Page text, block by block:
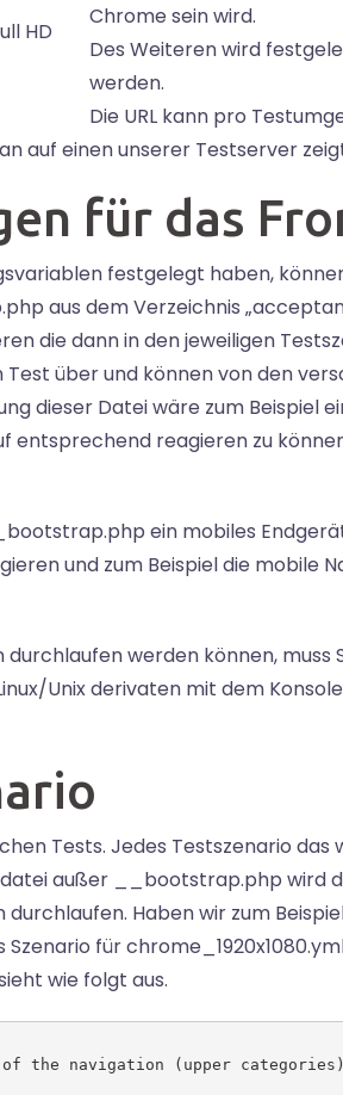
HD
Chrome sein wird.
Des Weiteren wird
werden.
Die URL kann pro
auf einen unserer Testserver
für das
festgelegt haben,
aus dem Verzeichnis
die dann in den jeweiligen
über und können von den
dieser Datei wäre zum Beispiel
entsprechend reagieren zu
ein mobiles
und zum Beispiel die mobile
durchlaufen werden können,
Unix derivaten mit dem
Tests. Jedes Testszenario
datei außer __bootstrap.php wird
Haben wir zum
für
wie folgt aus.
the navigation (upper